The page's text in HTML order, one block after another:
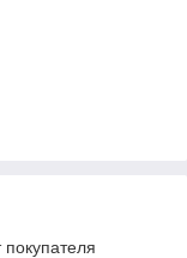
покупателя